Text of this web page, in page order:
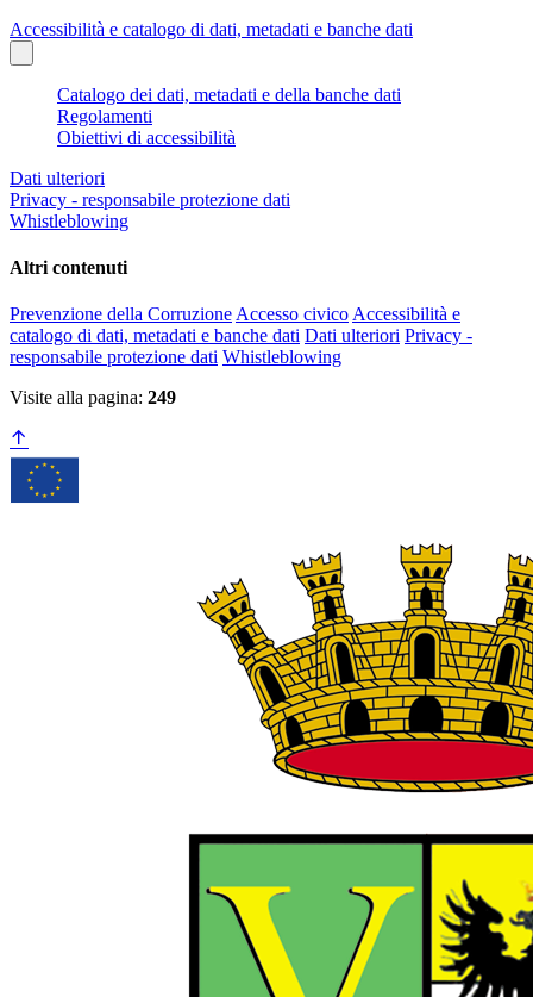
Accessibilità e catalogo di dati, metadati e banche dati
Catalogo dei dati, metadati e della banche dati
Regolamenti
Obiettivi di accessibilità
Dati ulteriori
Privacy - responsabile protezione dati
Whistleblowing
Altri contenuti
Prevenzione della Corruzione Accesso civico Accessibilità e
catalogo di dati, metadati e banche dati Dati ulteriori Privacy -
responsabile protezione dati Whistleblowing
Visite alla pagina: 249